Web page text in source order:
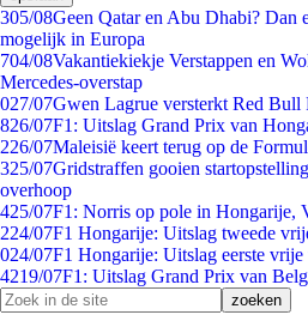
305/08Geen Qatar en Abu Dhabi? Dan
mogelijk in Europa
704/08Vakantiekiekje Verstappen en
Mercedes-overstap
027/07Gwen Lagrue versterkt Red Bull
826/07F1: Uitslag Grand Prix van
226/07Maleisië keert terug op de
325/07Gridstraffen gooien
overhoop
425/07F1: Norris op pole in Hongarije,
224/07F1 Hongarije: Uitslag tweede
024/07F1 Hongarije: Uitslag eerste
4219/07F1: Uitslag Grand Prix van